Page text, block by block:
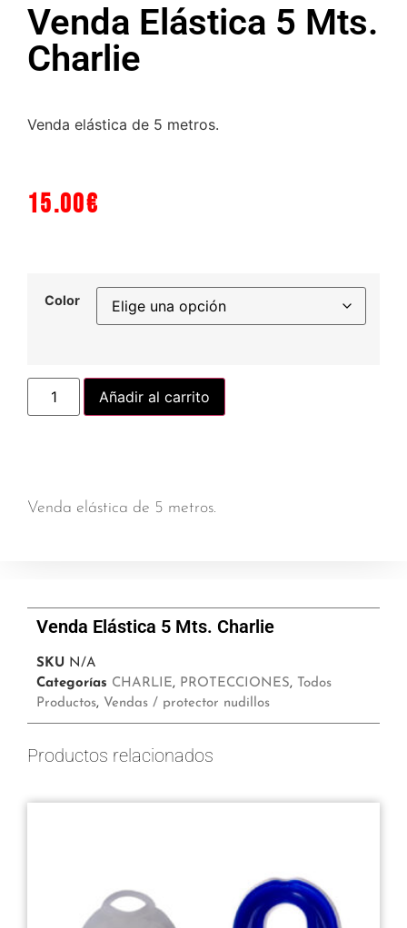
Venda Elástica 5 Mts.
Charlie
Venda elástica de 5 metros.
15.00€
Color
Añadir al carrito
Venda elástica de 5 metros.
Venda Elástica 5 Mts. Charlie
SKU N/A
Categorías CHARLIE, PROTECCIONES,
Todos
Productos, Vendas / protector nudillos
Productos relacionados